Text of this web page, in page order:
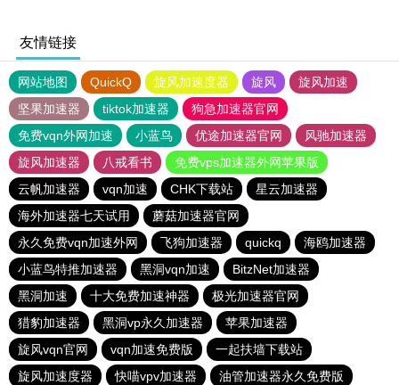
友情链接
网站地图 QuickQ 旋风加速度器 旋风
旋风加速
坚果加速器
tiktok加速器
狗急加速器官网
免费vqn外网加速
小蓝鸟 优途加速器官网
风驰加速器
旋风加速器
八戒看书
免费vps加速器外网苹果版
云帆加速器
vqn加速 CHK下载站
星云加速器
海外加速器七天试用
蘑菇加速器官网
永久免费vqn加速外网
飞狗加速器 quickq
海鸥加速器
小蓝鸟特推加速器
黑洞vqn加速
BitzNet加速器
黑洞加速
十大免费加速神器
极光加速器官网
猎豹加速器
黑洞vp永久加速器
苹果加速器
旋风vqn官网
vqn加速免费版
一起扶墙下载站
旋风加速度器
快喵vpv加速器 油管加速器永久免费版